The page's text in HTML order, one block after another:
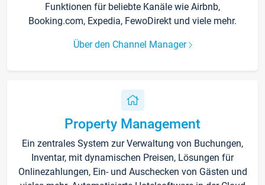
Funktionen für beliebte Kanäle wie Airbnb,
Booking.com, Expedia, FewoDirekt und viele mehr.
Über den Channel Manager
Property Management
Ein zentrales System zur Verwaltung von Buchungen,
Inventar, mit dynamischen Preisen, Lösungen für
Onlinezahlungen, Ein- und Auschecken von Gästen und